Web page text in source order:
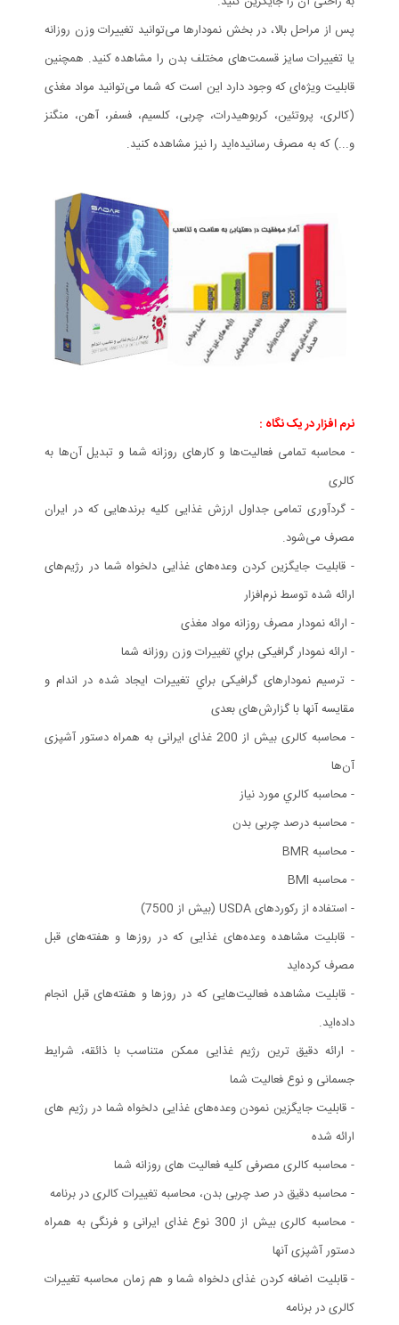
پس از مراحل بالا، در بخش نمودارها می‌توانيد تغييرات وزن روزانه
يا تغييرات سایز قسمت‌های مختلف بدن را مشاهده كنيد. همچنين
قابليت ويژه‌ای كه وجود دارد اين است كه شما می‌توانيد مواد مغذی
(كالری، پروتئين، كربوهيدرات‌، چربی، كلسيم، فسفر، آهن، منگنز
و...) كه به مصرف رسانيده‌ايد را نيز مشاهده كنيد.
نرم افزار در یک نگاه :
- محاسبه تمامی فعاليت‌ها و كارهای روزانه شما و تبديل آن‌ها به
كالری
- گردآوری تمامی جداول ارزش غذايی كليه برندهايی كه در ايران
مصرف می‌شود.
- قابليت جايگزين كردن وعده‌های غذايی دلخواه شما در رژيم‌های
ارائه شده توسط نرم‌افزار
- ارائه نمودار مصرف روزانه مواد مغذی
- ارائه نمودار گرافيكی براي تغييرات وزن روزانه شما
- ترسيم نمودارهای گرافيكی براي تغييرات ايجاد شده در اندام و
مقايسه آنها با گزارش‌های بعدی
- محاسبه كالری بيش از 200 غذای ايرانی به همراه دستور آشپزی
آن‌ها
- محاسبه كالري مورد نياز
- محاسبه درصد چربی بدن
- محاسبه BMR
- محاسبه BMI
- استفاده از ركوردهای USDA (بيش از 7500)
- قابليت مشاهده وعده‌های غذايی كه در روزها و هفته‌های قبل
مصرف كرده‌ايد
- قابليت مشاهده فعاليت‌هايی كه در روزها و هفته‌های قبل انجام
داده‌ايد.
- ارائه دقیق ترین رژیم غذایی ممکن متناسب با ذائقه، شرایط
جسمانی و نوع فعالیت شما
- قابلیت جایگزین نمودن وعده‌های غذایی دلخواه شما در رژیم های
ارائه شده
- محاسبه کالری مصرفی کلیه فعالیت های روزانه شما
- محاسبه دقیق در صد چربی بدن، محاسبه تغییرات کالری در برنامه
- محاسبه کالری بیش از 300 نوع غذای ایرانی و فرنگی به همراه
دستور آشپزی آنها
- قابلیت اضافه کردن غذای دلخواه شما و هم زمان محاسبه تغییرات
کالری در برنامه